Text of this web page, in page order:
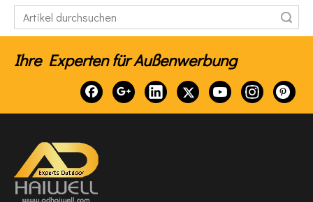
Ihre Experten für Außenwerbung